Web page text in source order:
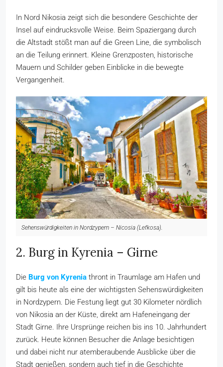
In Nord Nikosia zeigt sich die besondere Geschichte der
Insel auf eindrucksvolle Weise. Beim Spaziergang durch
die Altstadt stößt man auf die Green Line, die symbolisch
an die Teilung erinnert. Kleine Grenzposten, historische
Mauern und Schilder geben Einblicke in die bewegte
Vergangenheit.
Sehenswürdigkeiten in Nordzypern – Nicosia (Lefkosa).
2. Burg in Kyrenia – Girne
Die Burg von Kyrenia thront in Traumlage am Hafen und
gilt bis heute als eine der wichtigsten Sehenswürdigkeiten
in Nordzypern. Die Festung liegt gut 30 Kilometer nördlich
von Nikosia an der Küste, direkt am Hafeneingang der
Stadt Girne. Ihre Ursprünge reichen bis ins 10. Jahrhundert
zurück. Heute können Besucher die Anlage besichtigen
und dabei nicht nur atemberaubende Ausblicke über die
Stadt genießen, sondern auch tief in die Geschichte